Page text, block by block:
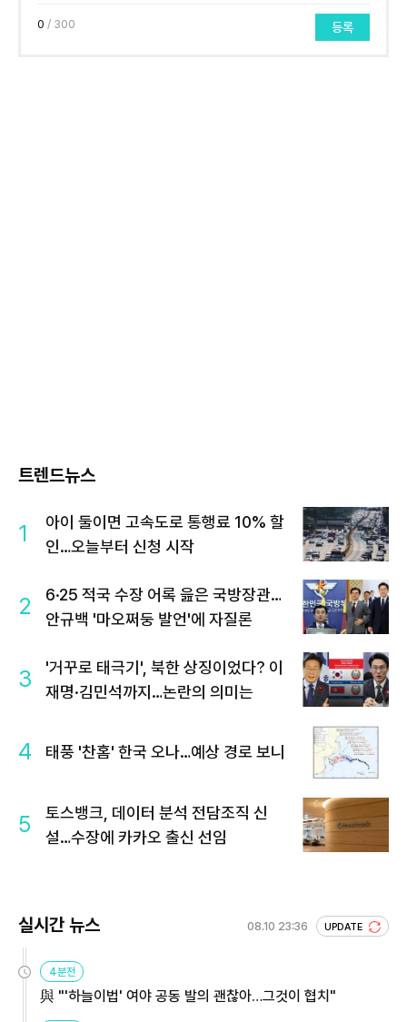
0 / 300 등록
트렌드뉴스
1
아이 둘이면 고속도로 통행료 10% 할
인…오늘부터 신청 시작
2
6·25 적국 수장 어록 읊은 국방장관…
안규백 '마오쩌둥 발언'에 자질론
3
'거꾸로 태극기', 북한 상징이었다? 이
재명·김민석까지…논란의 의미는
4 태풍 '찬홈' 한국 오나…예상 경로 보니
5
토스뱅크, 데이터 분석 전담조직 신
설…수장에 카카오 출신 선임
실시간 뉴스 08.10 23:36 UPDATE
4분전
與 "'하늘이법' 여야 공동 발의 괜찮아…그것이 협치"